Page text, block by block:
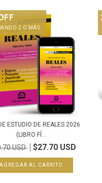
2 O MÁS.
ESTUDIO DE REALES 2026
(LIBRO FÍ...
USD $27.70 USD